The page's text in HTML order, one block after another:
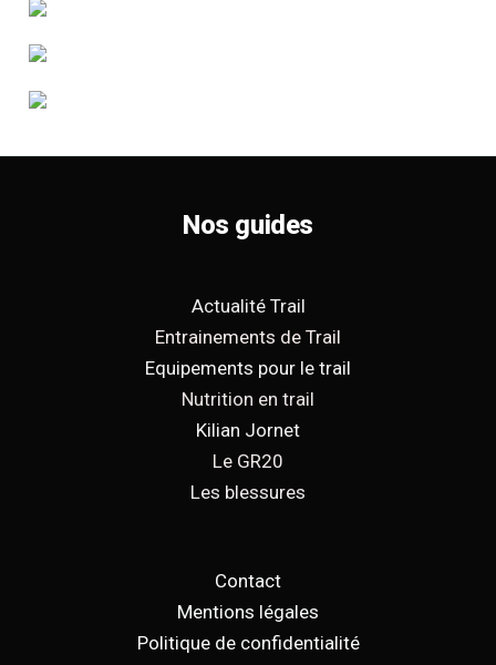
Nos guides
Actualité Trail
Entrainements de Trail
Equipements pour le trail
Nutrition en trail
Kilian Jornet
Le GR20
Les blessures
Contact
Mentions légales
Politique de confidentialité